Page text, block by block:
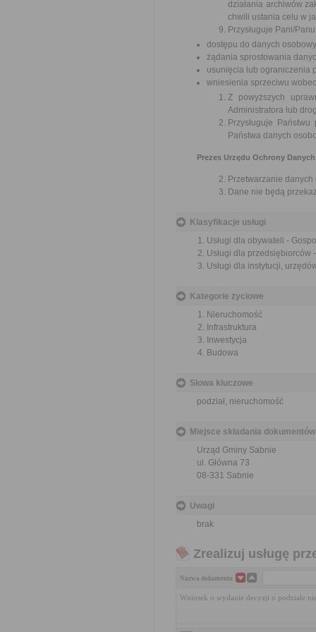
działania archiwów
chwili ustania celu w
Przysługuje Pani/
dostępu do danych
żądania sprostowania
usunięcia lub ograniczenia
wniesienia sprzeciwu
Z powyższych
Administratora lub
Przysługuje
Państwa danych
Prezes Urzędu Ochrony
Przetwarzanie
Dane nie będą
Klasyfikacje usługi
Usługi dla obywateli -
Usługi dla przedsiębiorców
Usługi dla instytucji,
Kategorie życiowe
Nieruchomość
Infrastruktura
Inwestycja
Budowa
Słowa kluczowe
podział, nieruchomość
Miejsce składania dokumentów
Urząd Gminy Sabnie
ul. Główna 73
08-331 Sabnie
Uwagi
brak
Zrealizuj usługę
Nazwa dokumentu
Wniosek o wydanie decyzji o podziale